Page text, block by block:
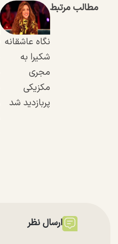
مطالب مرتبط
نگاه عاشقانه
شکیرا به
مجری
مکزیکی
پربازدید شد
ارسال نظر